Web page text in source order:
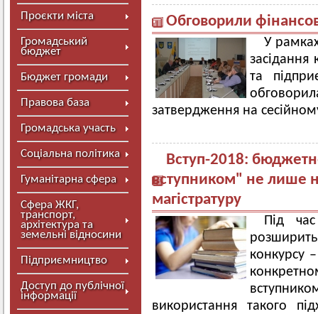
Проєкти міста
Громадський
бюджет
Бюджет громади
Правова база
Громадська участь
Соціальна політика
Гуманітарна сфера
Сфера ЖКГ,
транспорт,
архітектура та
земельні відносини
Підприємництво
Доступ до публічної
інформації
Обговорили
У рамках
засідання
та
затвердження на
Вступ-2018:
вступником" не лише
магістратуру
Під
конкурсу
використання такого